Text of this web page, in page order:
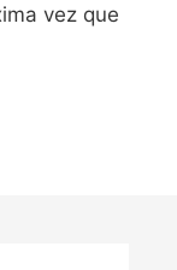
vez que